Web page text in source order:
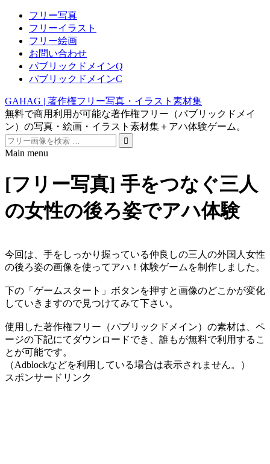
フリー写真
フリーイラスト
フリー絵画
お問い合わせ
パブリックドメインQ
パブリックドメインC
GAHAG | 著作権フリー写真・イラスト素材集
無料で商用利用が可能な著作権フリー（パブリックドメイ
ン）の写真・絵画・イラスト素材集＋アハ体験ゲーム。
Search
for:
Main menu
content
[フリー写真] 手をつなぐ三人
の女性の後ろ姿でアハ体験
今回は、手をしっかり握っている仲良しの三人の外国人女性
の後ろ姿の画像を使ってアハ！体験ゲームを制作しました。
下の「ゲームスタート」ボタンを押すと画像のどこかが変化
していきますので見つけてみて下さい。
使用した著作権フリー（パブリックドメイン）の素材は、ペ
ージの下記にてダウンロードでき、誰もが無料で利用するこ
とが可能です。
（Adblockなどを利用している場合は表示されません。）
スポンサードリンク